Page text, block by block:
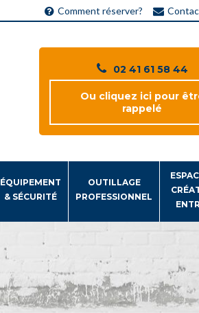
Comment réserver?
02 41 61 58 44
Ou cliquez ici pour
rappelé
ÉQUIPEMENT
& SÉCURITÉ
OUTILLAGE
PROFESSIONNEL